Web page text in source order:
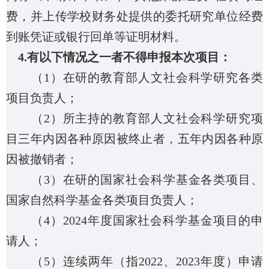
费，并上传学校财务处提供的委托研究单位经费
到账凭证或银行回单等证明材料。
4.有以下情况之一者不得申报本次项目：
（ 1 ）在研的教育部人文社会科学研究各类
项目负责人；
（2 ）所主持的教育部人文社会科学研究项
目三年内因各种原因被终止者，五年内因各种原
因被撤销者；
（ 3）在研的国家社会科学基金各类项目、
国家自然科学基金各类项目负责人；
（4） 2024年度国家社会科学基金项目的申
请人；
（ 5）连续两年（指2022、 2023年度）申请